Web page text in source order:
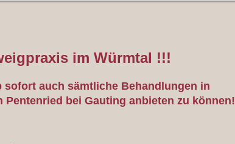
im Würmtal !!!
sofort auch sämtliche Behandlungen in
Pentenried bei Gauting anbieten zu können!